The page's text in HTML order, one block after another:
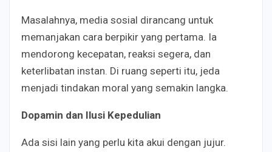
Masalahnya, media sosial dirancang untuk
memanjakan cara berpikir yang pertama. Ia
mendorong kecepatan, reaksi segera, dan
keterlibatan instan. Di ruang seperti itu, jeda
menjadi tindakan moral yang semakin langka.
Dopamin dan Ilusi Kepedulian
Ada sisi lain yang perlu kita akui dengan jujur.